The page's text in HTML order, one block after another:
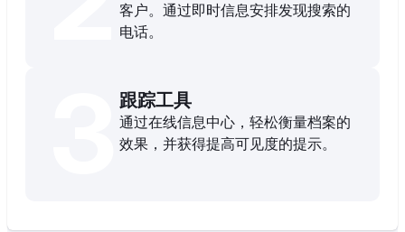
客户。通过即时信息安排发现搜索的
电话。
跟踪工具
通过在线信息中心，轻松衡量档案的
效果，并获得提高可见度的提示。